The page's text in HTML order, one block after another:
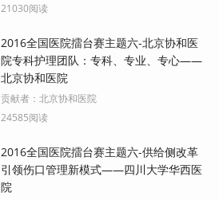
21030阅读
2016全国医院擂台赛主题六-北京协和医
院专科护理团队：专科、专业、专心——
北京协和医院
贡献者： 北京协和医院
24585阅读
2016全国医院擂台赛主题六-供给侧改革
引领伤口管理新模式——四川大学华西医
院